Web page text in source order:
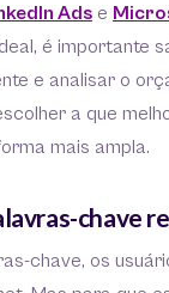
Ads e
é importante
e analisar o
a que
mais ampla.
chave
chave, os